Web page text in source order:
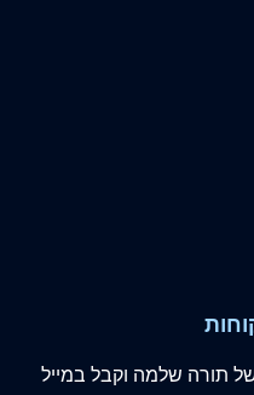
תורה שלמה וקבל במייל